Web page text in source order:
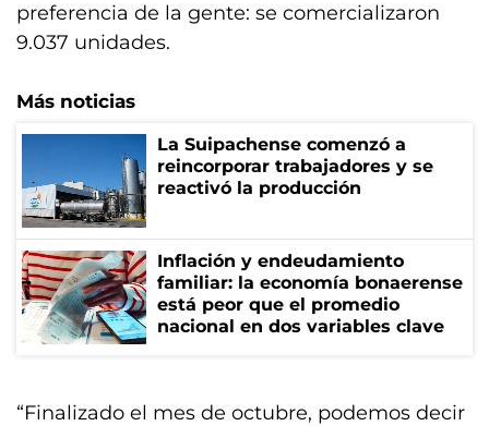
preferencia de la gente: se comercializaron
9.037 unidades.
Más noticias
La Suipachense comenzó a
reincorporar trabajadores y se
reactivó la producción
Inflación y endeudamiento
familiar: la economía bonaerense
está peor que el promedio
nacional en dos variables clave
“Finalizado el mes de octubre, podemos decir